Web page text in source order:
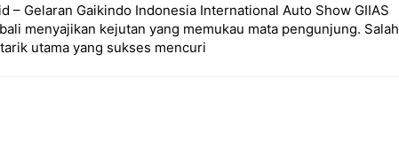
– Gelaran Gaikindo Indonesia International Auto Show GIIAS
menyajikan kejutan yang memukau mata pengunjung. Salah
utama yang sukses mencuri